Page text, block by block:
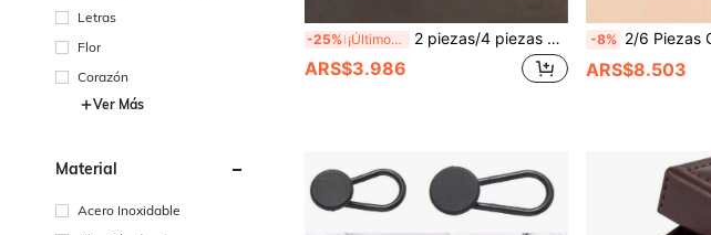
Letras
Flor
Corazón
Ver Más
Material
Acero Inoxidable
-25% ¡Últimos 3 días 2 piezas/4 piezas Gemelos geométricos brillantes de cobre, gemelos de camisa franceses de color oro y plata para hombres, adecuados para fiesta, compromiso, negocios, uso diario
ARS$3.986
-8% 2/6 Piezas Gemelos para Hombres Plateados y Negros,
ARS$8.503